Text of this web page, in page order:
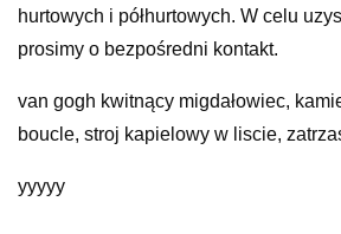
hurtowych i półhurtowych. W celu
prosimy o bezpośredni kontakt.
van gogh kwitnący migdałowiec,
boucle, stroj kapielowy w liscie,
yyyyy